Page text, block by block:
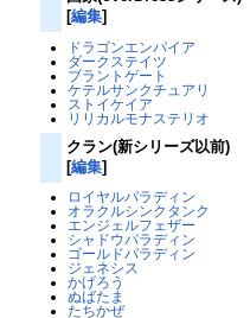
[編集]
ドラゴンエンパイア
ダークステイツ
ブラントゲート
ケテルサンクチュアリ
ストイケイア
リリカルモナステリオ
クラン(新シリーズ以前)
[編集]
ロイヤルパラディン
オラクルシンクタンク
エンジェルフェザー
シャドウパラディン
ゴールドパラディン
ジェネシス
かげろう
ぬばたま
たちかぜ